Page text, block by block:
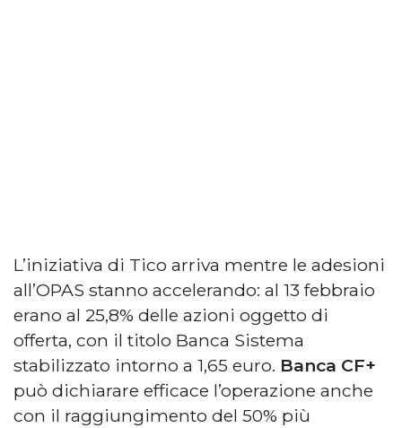
L’iniziativa di Tico arriva mentre le adesioni
all’OPAS stanno accelerando: al 13 febbraio
erano al 25,8% delle azioni oggetto di
offerta, con il titolo Banca Sistema
stabilizzato intorno a 1,65 euro. Banca CF+
può dichiarare efficace l’operazione anche
con il raggiungimento del 50% più